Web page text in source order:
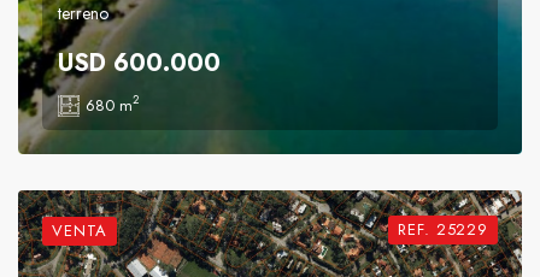
terreno
USD 600.000
680 m2
VENTA REF. 25229